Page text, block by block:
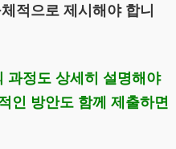
적으로 제시해야 합니
과정도 상세히 설명해야
인 방안도 함께 제출하면